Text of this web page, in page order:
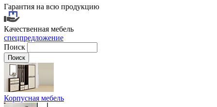
Гарантия на всю продукцию
Качественная мебель
спецпредложение
Поиск
Корпусная мебель